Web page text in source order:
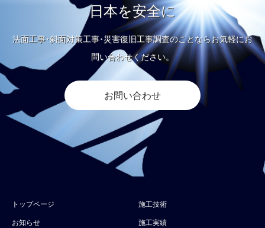
日本を安全に
法面工事･斜面対策工事･災害復旧工事調査のことならお気軽にお
問い合わせください。
お問い合わせ
トップページ
お知らせ
施工技術
施工実績